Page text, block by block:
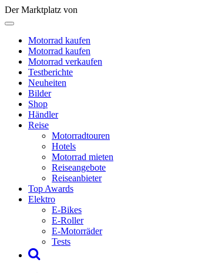
Der Marktplatz von
Motorrad kaufen
Motorrad kaufen
Motorrad verkaufen
Testberichte
Neuheiten
Bilder
Shop
Händler
Reise
Motorradtouren
Hotels
Motorrad mieten
Reiseangebote
Reiseanbieter
Top Awards
Elektro
E-Bikes
E-Roller
E-Motorräder
Tests